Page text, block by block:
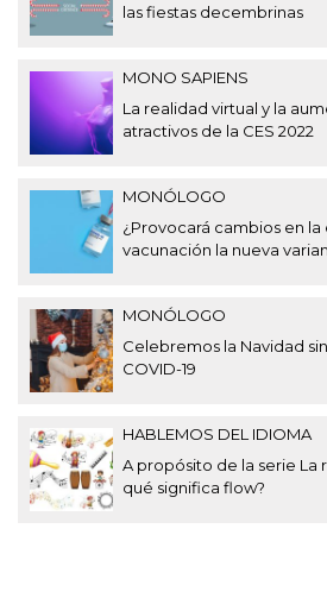
las fiestas decembrinas
MONO SAPIENS
La realidad virtual y la
atractivos de la CES 2022
MONÓLOGO
¿Provocará cambios en
vacunación la nueva
MONÓLOGO
Celebremos la Navidad
COVID-19
HABLEMOS DEL IDIOMA
A propósito de la serie La
qué significa flow?